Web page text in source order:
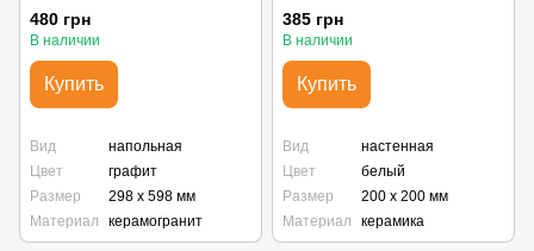
мм
480 грн
В наличии
Купить
Вид
напольная
Цвет
графит
Размер
298 х 598 мм
Материал
керамогранит
200 х 7 мм
385 грн
В наличии
Купить
Вид
настенная
Цвет
белый
Размер
200 х 200 мм
Материал
керамика